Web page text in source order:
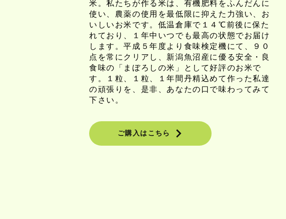
米。私たちが作る米は、有機肥料をふんだんに
使い、農薬の使用を最低限に抑えた力強い、お
いしいお米です。低温倉庫で１４℃前後に保た
れており、１年中いつでも最高の状態でお届け
します。平成５年度より食味検定機にて、９０
点を常にクリアし、新潟魚沼産に優る安全・良
食味の「まぼろしの米」として好評のお米で
す。１粒、１粒、１年間丹精込めて作った私達
の頑張りを、是非、あなたの口で味わってみて
下さい。
ご購入はこちら